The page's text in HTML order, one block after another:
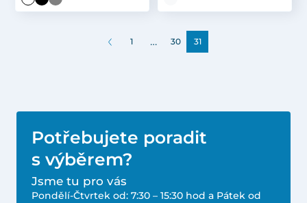
1 … 30 31
Potřebujete poradit
s výběrem?
Jsme tu pro vás
Pondělí-Čtvrtek od: 7:30 – 15:30 hod a Pátek od